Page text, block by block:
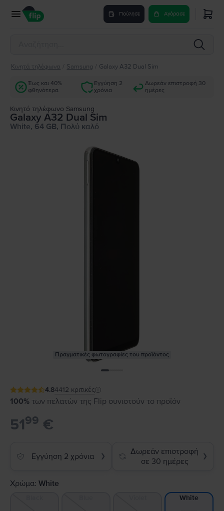
Πούλησε Αγόρασε
Κινητά τηλέφωνα Samsung Galaxy A32 Dual Sim
Έως και 40%
φθηνότερα
Εγγύηση 2
χρόνια
Δωρεάν επιστροφή 30
ημέρες
Κινητό τηλέφωνο Samsung
Galaxy A32 Dual Sim
White, 64 GB, Πολύ καλό
Πραγματικές φωτογραφίες του προϊόντος
4.84412 κριτικές
100% των πελατών της Flip συνιστούν το προϊόν
5199 €
Εγγύηση 2 χρόνια ❯
Δωρεάν επιστροφή
σε 30 ημέρες
❯
Χρώμα: White
White